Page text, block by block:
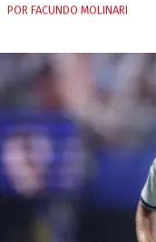
POR FACUNDO MOLINARI